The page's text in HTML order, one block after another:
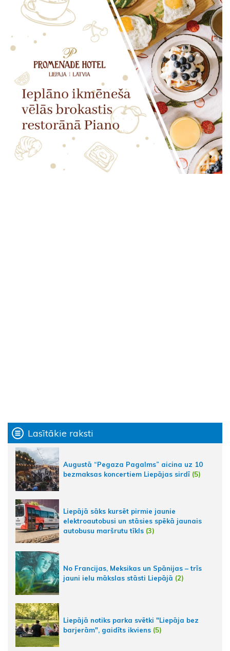
Lasītākie raksti
Augustā “Pegaza Pagalms” aicina uz 10
bezmaksas koncertiem Liepājas sirdī (5)
Liepājā sāks kursēt pirmie jaunie
elektroautobusi un stāsies spēkā jaunais
autobusu maršrutu tīkls (3)
No Francijas, Meksikas un Spānijas – trīs
jauni ielu mākslas stāsti Liepājā (2)
Liepājā notiks parka svētki "Liepāja bez
barjerām", gaidīts ikviens (5)